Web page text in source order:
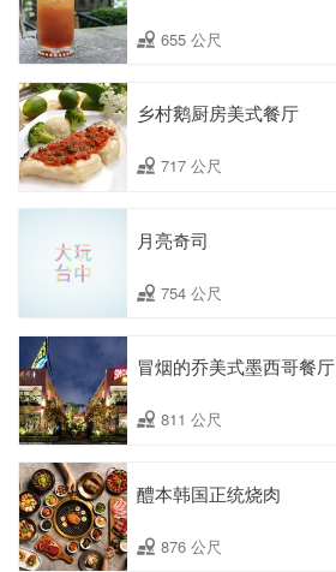
655 公尺
乡村鹅厨房美式餐厅
717 公尺
月亮奇司
754 公尺
冒烟的乔美式墨西哥餐厅
811 公尺
醴本韩国正统烧肉
876 公尺